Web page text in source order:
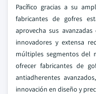
Pacífico gracias a su
fabricantes de gofres
aprovecha sus
innovadores y extensa
múltiples segmentos del
ofrecer fabricantes de
antiadherentes
innovación en diseño y